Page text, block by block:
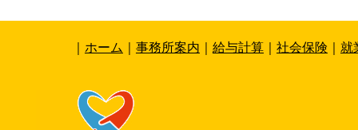
ホーム 事務所案内 給与計算 社会保険 就